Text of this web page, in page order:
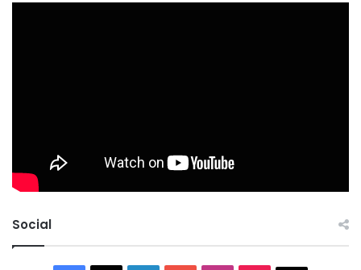
Social